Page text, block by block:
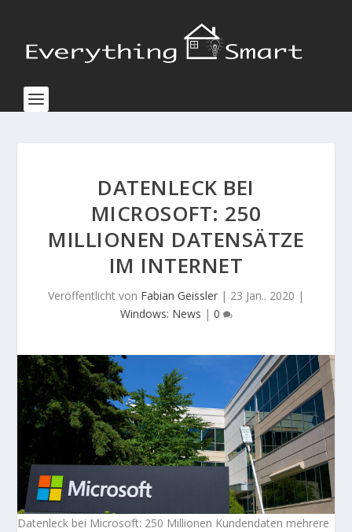
DATENLECK BEI
MICROSOFT: 250
MILLIONEN DATENSÄTZE
IM INTERNET
Veröffentlicht von Fabian Geissler | 23 Jan.. 2020 |
Windows: News | 0
Datenleck bei Microsoft: 250 Millionen Kundendaten mehrere